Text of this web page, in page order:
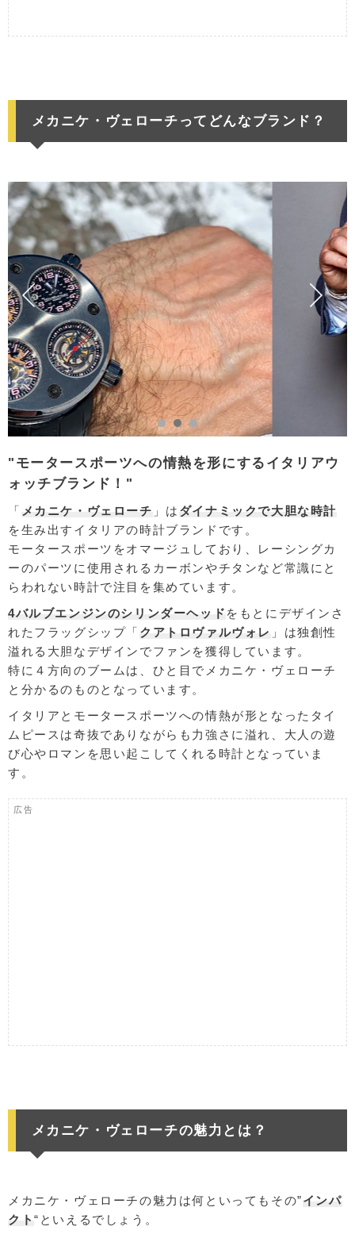
メカニケ・ヴェローチってどんなブランド？
"モータースポーツへの情熱を形にするイタリアウ
ォッチブランド！"
「 メカニケ・ヴェローチ 」は ダイナミックで大胆な時計
を生み出すイタリアの時計ブランドです。
モータースポーツをオマージュしており、レーシングカ
ーのパーツに使用されるカーボンやチタンなど常識にと
らわれない時計で注目を集めています。
4バルブエンジンのシリンダーヘッド をもとにデザインさ
れたフラッグシップ「 クアトロヴァルヴォレ 」は独創性
溢れる大胆なデザインでファンを獲得しています。
特に４方向のブームは、ひと目でメカニケ・ヴェローチ
と分かるのものとなっています。
イタリアとモータースポーツへの情熱が形となったタイ
ムピースは奇抜でありながらも力強さに溢れ、大人の遊
び心やロマンを思い起こしてくれる時計となっていま
す。
広告
メカニケ・ヴェローチの魅力とは？
メカニケ・ヴェローチの魅力は何といってもその”インパ
クト“といえるでしょう。